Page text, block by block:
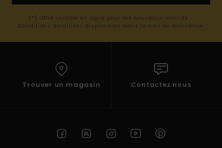
(*) Offre valable en ligne pour les nouveaux inscrits -
Conditions détaillées disponibles dans l'email de bienvenue
Trouver un magasin Contactez nous